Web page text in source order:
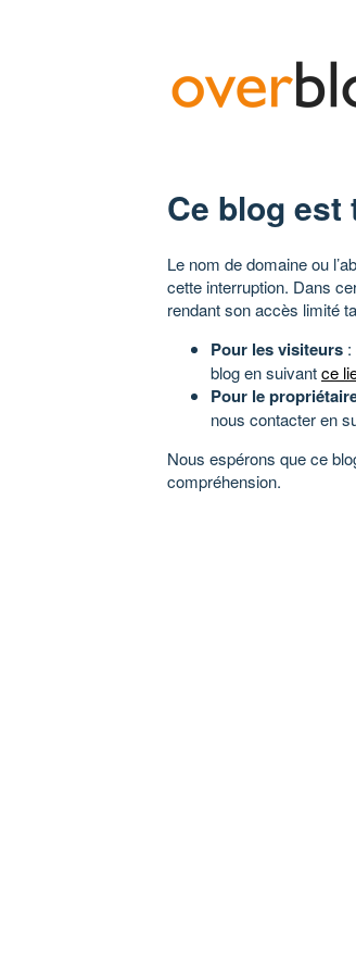
Ce blog
Le nom de domaine ou
cette interruption. Dans
rendant son accès limité
Pour les visiteurs
blog en suivantce
Pour le
nous contacter en
Nous espérons que ce
compréhension.